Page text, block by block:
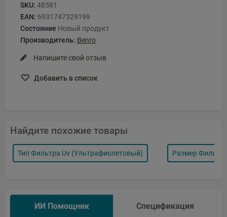
SKU: 48581
EAN: 6931747329199
Состояние Новый продукт
Производитель: Benro
Напишите свой отзыв
Добавить в список
Найдите похожие товары
Тип Фильтра Uv (ультрафиолетовый) Размер
ИИ Помощник Спецификация